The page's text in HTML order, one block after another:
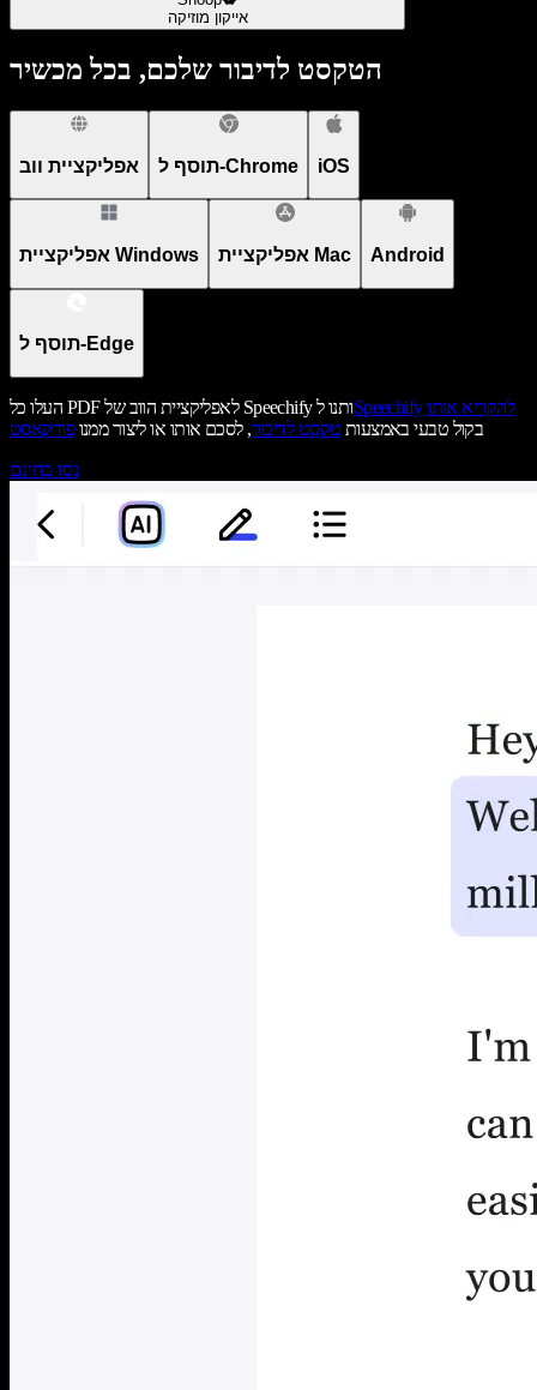
אייקון מוזיקה
הטקסט לדיבור שלכם, בכל מכשיר
אפליקציית ווב תוסף ל-Chrome iOS
אפליקציית Windows אפליקציית Mac Android
תוסף ל-Edge
העלו כל PDF לאפליקציית הווב של Speechify ותנו לSpeechify להקריא אותו
בקול טבעי באמצעות טקסט לדיבור, לסכם אותו או ליצור ממנופודקאסט
נסו בחינם